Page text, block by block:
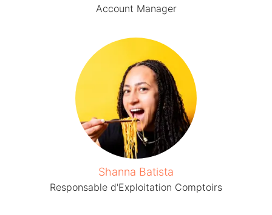
Account Manager
Shanna Batista
Responsable d'Exploitation Comptoirs